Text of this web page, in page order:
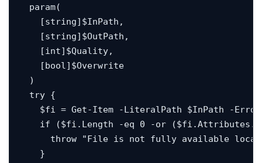
  param(
    [string]$InPath,
    [string]$OutPath,
    [int]$Quality,
    [bool]$Overwrite
  )
  try {
$fi = Get-Item -LiteralPath $InPath -
if ($fi.Length -eq 0 -or
throw "File is not fully available
    }